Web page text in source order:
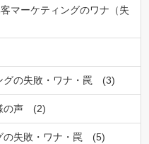
マーケティングのワナ（失
の失敗・ワナ・罠 (3)
の声 (2)
失敗・ワナ・罠 (5)